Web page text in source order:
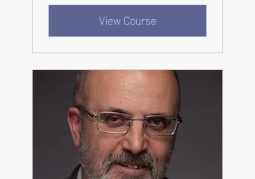
View Course